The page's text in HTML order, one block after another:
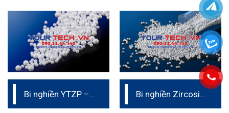
Bi nghiền YTZP –
Bi nghiền Zircosil